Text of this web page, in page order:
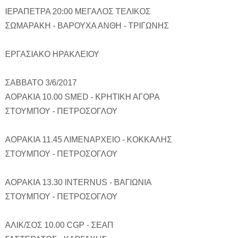
ΙΕΡΑΠΕΤΡΑ 20:00 ΜΕΓΑΛΟΣ ΤΕΛΙΚΟΣ
ΣΩΜΑΡΑΚΗ - ΒΑΡΟΥΧΑ ΑΝΘΗ - ΤΡΙΓΩΝΗΣ
ΕΡΓΑΣΙΑΚΟ ΗΡΑΚΛΕΙΟΥ
ΣΑΒΒΑΤΟ 3/6/2017
ΑΟΡΑΚΙΑ 10.00 SMED - ΚΡΗΤΙΚΗ ΑΓΟΡΑ
ΣΤΟΥΜΠΟΥ - ΠΕΤΡΟΣΟΓΛΟΥ
ΑΟΡΑΚΙΑ 11.45 ΛΙΜΕΝΑΡΧΕΙΟ - ΚΟΚΚΑΛΗΣ
ΣΤΟΥΜΠΟΥ - ΠΕΤΡΟΣΟΓΛΟΥ
ΑΟΡΑΚΙΑ 13.30 INTERNUS - ΒΑΓΙΩΝΙΑ
ΣΤΟΥΜΠΟΥ - ΠΕΤΡΟΣΟΓΛΟΥ
ΑΛΙΚ/ΣΟΣ 10.00 CGP - ΣΕΑΠ